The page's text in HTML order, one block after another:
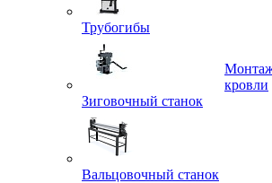
Трубогибы
Зиговочный станок
Вальцовочный станок
Монтаж